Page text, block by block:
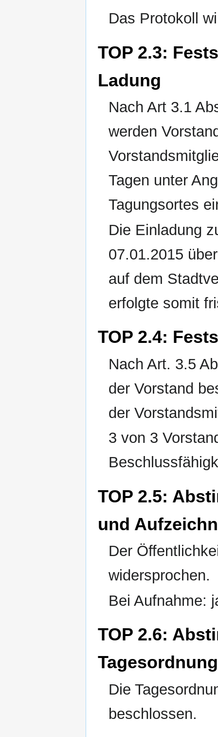
Das Protokoll
TOP 2.3:
Ladung
Nach Art 3.1
werden
Tagen unter
Tagungsortes
Die Einladung
07.01.2015
auf dem
erfolgte somit
TOP 2.4:
Nach Art. 3.5
der Vorstand
der
3 von 3
TOP 2.5:
und
Der
widersprochen.
Bei Aufnahme:
TOP 2.6:
Tagesordnung
Die
beschlossen.